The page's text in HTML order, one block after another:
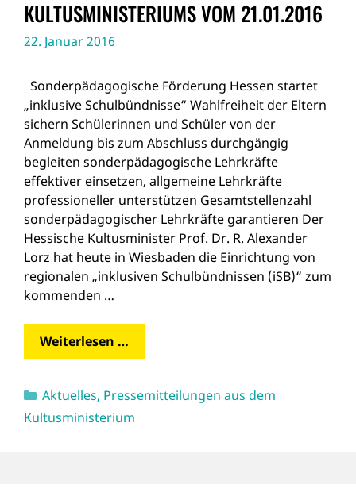
KULTUSMINISTERIUMS VOM 21.01.2016
22. Januar 2016
Sonderpädagogische Förderung Hessen startet
„inklusive Schulbündnisse“ Wahlfreiheit der Eltern
sichern Schülerinnen und Schüler von der
Anmeldung bis zum Abschluss durchgängig
begleiten sonderpädagogische Lehrkräfte
effektiver einsetzen, allgemeine Lehrkräfte
professioneller unterstützen Gesamtstellenzahl
sonderpädagogischer Lehrkräfte garantieren Der
Hessische Kultusminister Prof. Dr. R. Alexander
Lorz hat heute in Wiesbaden die Einrichtung von
regionalen „inklusiven Schulbündnissen (iSB)“ zum
kommenden …
Weiterlesen …
Kategorien
Aktuelles, Pressemitteilungen aus dem
Kultusministerium